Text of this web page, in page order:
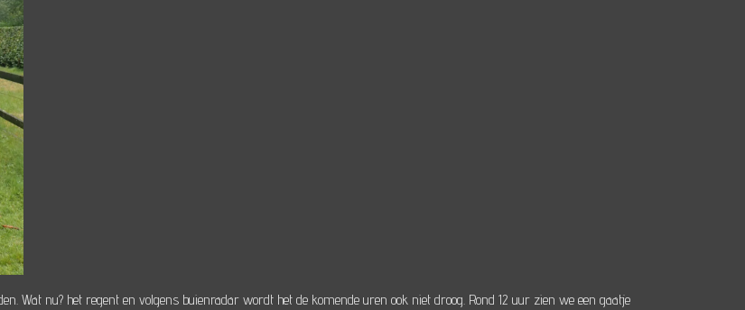
Wat nu? het regent en volgens buienradar wordt het de komende uren ook niet droog. Rond 12 uur zien we een gaatje